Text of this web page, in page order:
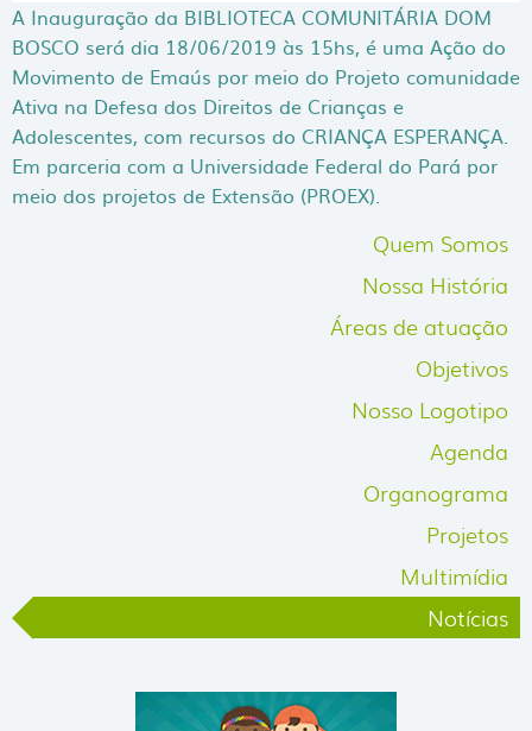
A Inauguração da BIBLIOTECA COMUNITÁRIA DOM
BOSCO será dia 18/06/2019 às 15hs, é uma Ação do
Movimento de Emaús por meio do Projeto comunidade
Ativa na Defesa dos Direitos de Crianças e
Adolescentes, com recursos do CRIANÇA ESPERANÇA.
Em parceria com a Universidade Federal do Pará por
meio dos projetos de Extensão (PROEX).
?????? ??? ?????????
???????, ????????? 18 ??????? ????????.
?????? ?????? ?? ????????, ???
?????????? ??????????????? ???????????.
- ???
Quem Somos
Nossa História
Áreas de atuação
Objetivos
Nosso Logotipo
Agenda
Organograma
Projetos
Multimídia
Notícias